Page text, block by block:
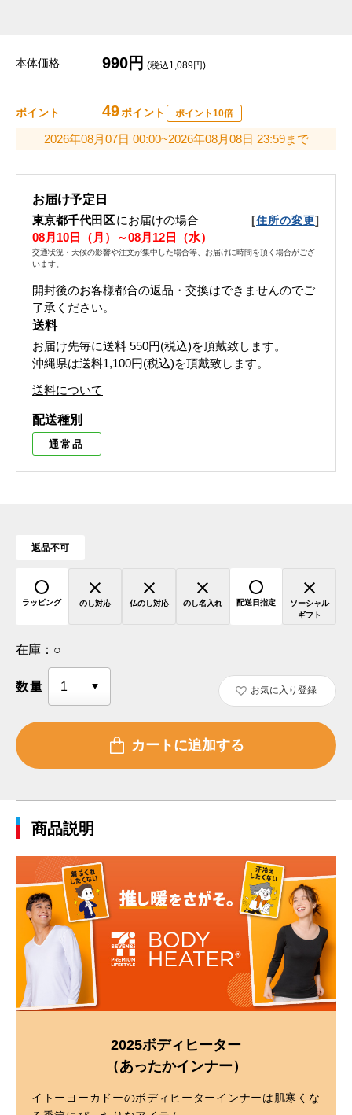
本体価格 990円 (税込1,089円)
ポイント 49ポイント ポイント10倍
2026年08月07日 00:00~2026年08月08日 23:59まで
お届け予定日
東京都千代田区にお届けの場合 [住所の変更]
08月10日（月）～08月12日（水）
交通状況・天候の影響や注文が集中した場合等、お届けに時間を頂く場合がござ
います。
開封後のお客様都合の返品・交換はできませんのでご
了承ください。
送料
お届け先毎に送料 550円(税込)を頂戴致します。
沖縄県は送料1,100円(税込)を頂戴致します。
送料について
配送種別
通常品
返品不可
ラッピング のし対応 仏のし対応 のし名入れ 配送日指定
ソーシャル
ギフト
在庫： ○
数量 お気に入り登録
商品説明
2025ボディヒーター
（あったかインナー）
イトーヨーカドーのボディヒーターインナーは肌寒くな